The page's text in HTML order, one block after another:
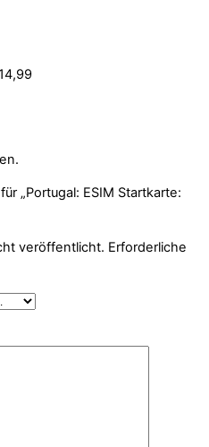
„Portugal: ESIM Startkarte:
veröffentlicht. Erforderliche